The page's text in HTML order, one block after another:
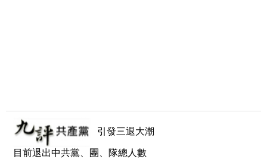
引發三退大潮
目前退出中共黨、團、隊總人數